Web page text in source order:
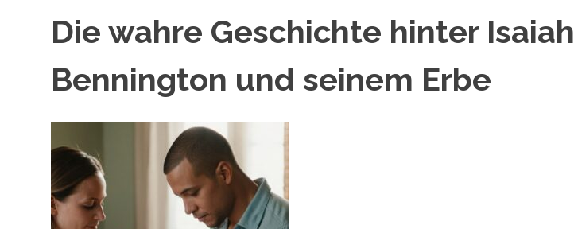
Die wahre Geschichte hinter Isaiah
Bennington und seinem Erbe